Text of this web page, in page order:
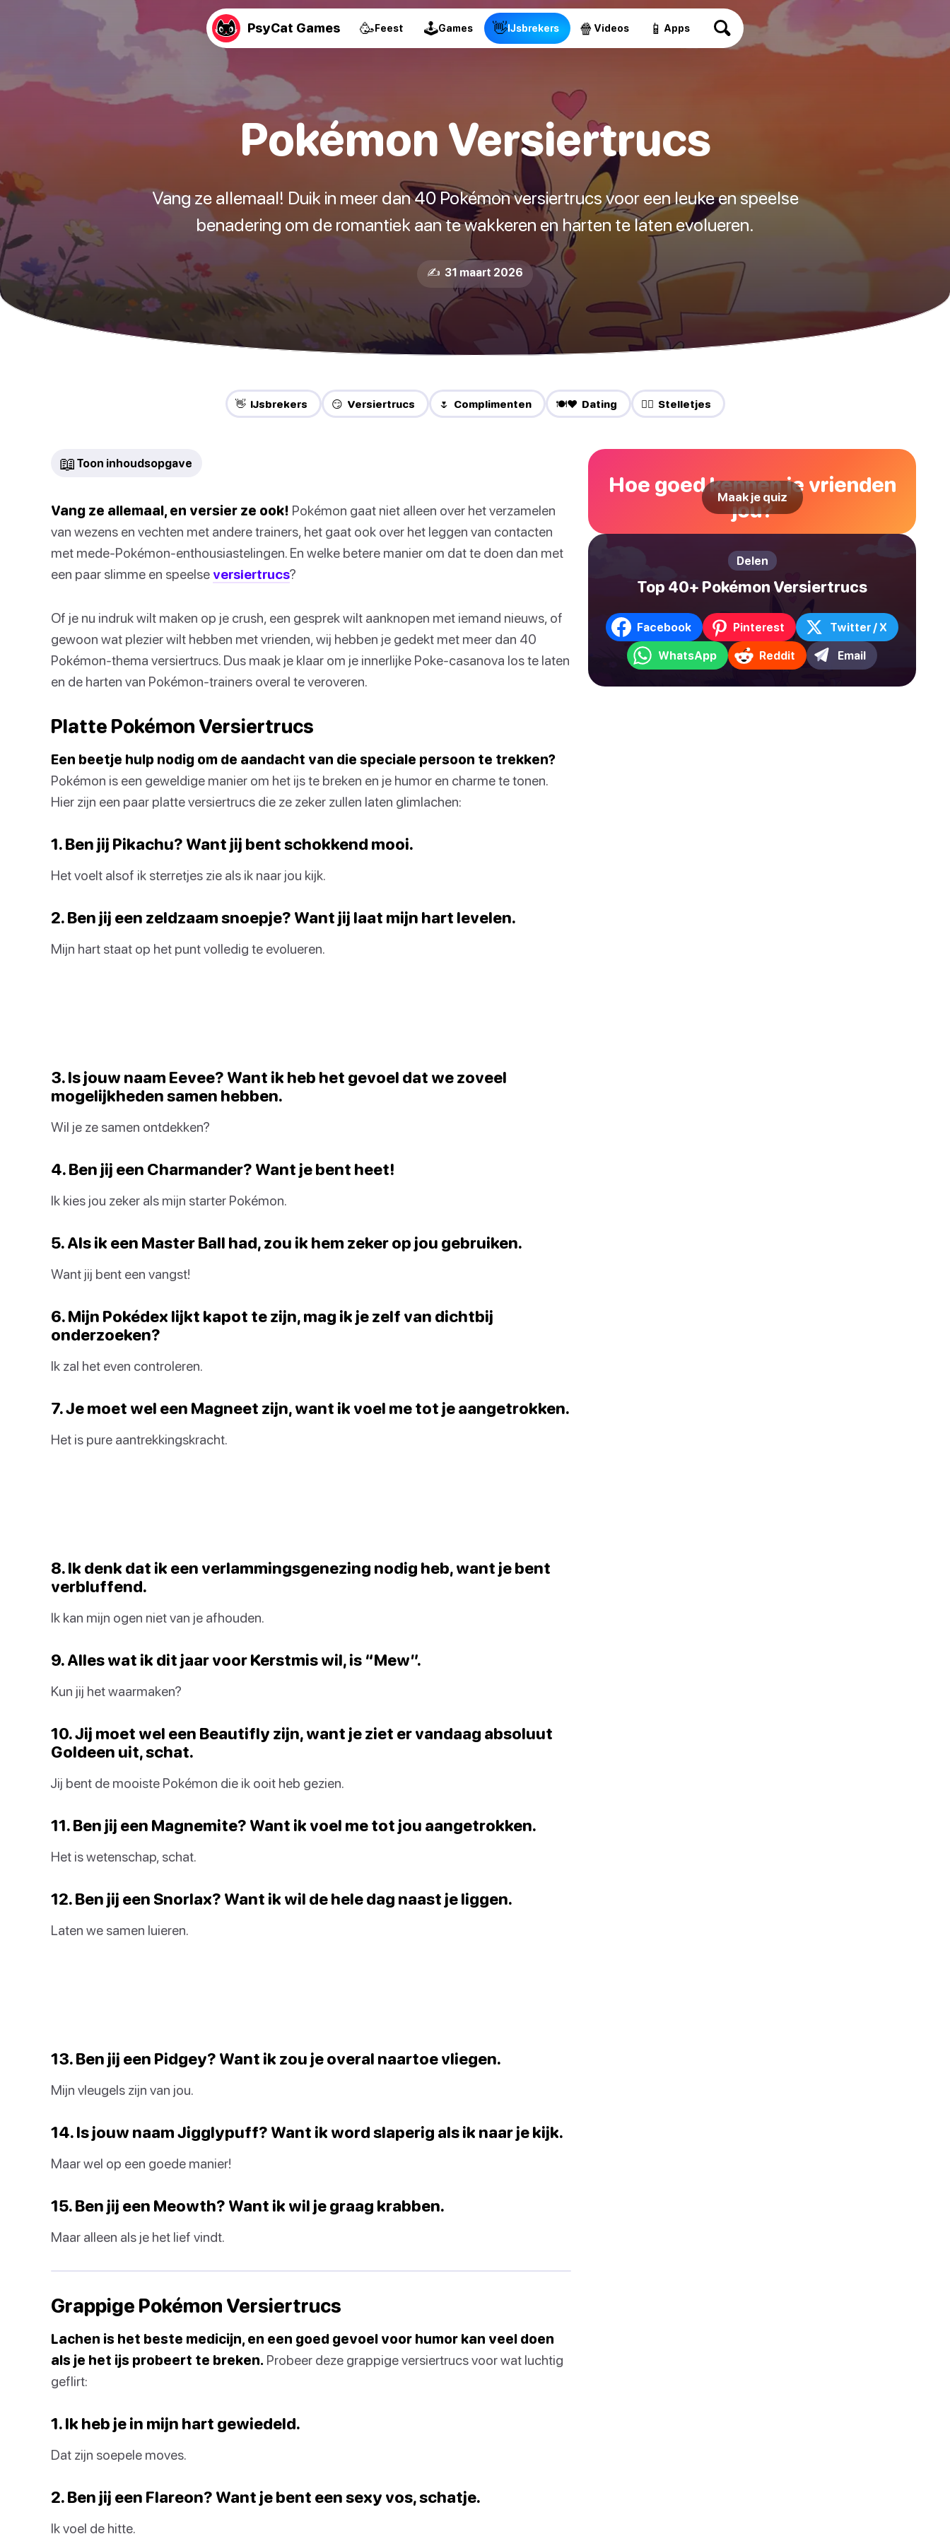
PsyCat Games 🥳Feest 🕹Games 👋IJsbrekers 🍿 Videos 📱 Apps
Pokémon Versiertrucs
Vang ze allemaal! Duik in meer dan 40 Pokémon versiertrucs voor een leuke en speelse
benadering om de romantiek aan te wakkeren en harten te laten evolueren.
✍️ 31 maart 2026
👋 IJsbrekers 😏 Versiertrucs 🌷 Complimenten 🍽️❤️ Dating ❤️‍🔥 Stelletjes
📖 Toon inhoudsopgave
Vang ze allemaal, en versier ze ook! Pokémon gaat niet alleen over het verzamelen
van wezens en vechten met andere trainers, het gaat ook over het leggen van contacten
met mede-Pokémon-enthousiastelingen. En welke betere manier om dat te doen dan met
een paar slimme en speelse versiertrucs?
Of je nu indruk wilt maken op je crush, een gesprek wilt aanknopen met iemand nieuws, of
gewoon wat plezier wilt hebben met vrienden, wij hebben je gedekt met meer dan 40
Pokémon-thema versiertrucs. Dus maak je klaar om je innerlijke Poke-casanova los te laten
en de harten van Pokémon-trainers overal te veroveren.
Platte Pokémon Versiertrucs
Een beetje hulp nodig om de aandacht van die speciale persoon te trekken?
Pokémon is een geweldige manier om het ijs te breken en je humor en charme te tonen.
Hier zijn een paar platte versiertrucs die ze zeker zullen laten glimlachen:
1. Ben jij Pikachu? Want jij bent schokkend mooi.
Het voelt alsof ik sterretjes zie als ik naar jou kijk.
2. Ben jij een zeldzaam snoepje? Want jij laat mijn hart levelen.
Mijn hart staat op het punt volledig te evolueren.
3. Is jouw naam Eevee? Want ik heb het gevoel dat we zoveel
mogelijkheden samen hebben.
Wil je ze samen ontdekken?
4. Ben jij een Charmander? Want je bent heet!
Ik kies jou zeker als mijn starter Pokémon.
5. Als ik een Master Ball had, zou ik hem zeker op jou gebruiken.
Want jij bent een vangst!
6. Mijn Pokédex lijkt kapot te zijn, mag ik je zelf van dichtbij
onderzoeken?
Ik zal het even controleren.
7. Je moet wel een Magneet zijn, want ik voel me tot je aangetrokken.
Het is pure aantrekkingskracht.
8. Ik denk dat ik een verlammingsgenezing nodig heb, want je bent
verbluffend.
Ik kan mijn ogen niet van je afhouden.
9. Alles wat ik dit jaar voor Kerstmis wil, is “Mew”.
Kun jij het waarmaken?
10. Jij moet wel een Beautifly zijn, want je ziet er vandaag absoluut
Goldeen uit, schat.
Jij bent de mooiste Pokémon die ik ooit heb gezien.
11. Ben jij een Magnemite? Want ik voel me tot jou aangetrokken.
Het is wetenschap, schat.
12. Ben jij een Snorlax? Want ik wil de hele dag naast je liggen.
Laten we samen luieren.
13. Ben jij een Pidgey? Want ik zou je overal naartoe vliegen.
Mijn vleugels zijn van jou.
14. Is jouw naam Jigglypuff? Want ik word slaperig als ik naar je kijk.
Maar wel op een goede manier!
15. Ben jij een Meowth? Want ik wil je graag krabben.
Maar alleen als je het lief vindt.
Grappige Pokémon Versiertrucs
Lachen is het beste medicijn, en een goed gevoel voor humor kan veel doen
als je het ijs probeert te breken. Probeer deze grappige versiertrucs voor wat luchtig
geflirt:
1. Ik heb je in mijn hart gewiedeld.
Dat zijn soepele moves.
2. Ben jij een Flareon? Want je bent een sexy vos, schatje.
Ik voel de hitte.
Hoe goed kennen je vrienden
jou?
Maak je quiz
Delen
Top 40+ Pokémon Versiertrucs
Facebook Pinterest Twitter / X
WhatsApp Reddit Email